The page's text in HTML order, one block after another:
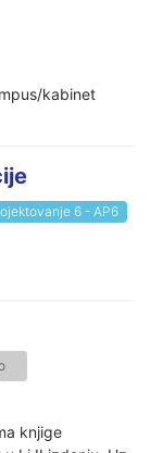
kabinet
6 - AP6
knjige